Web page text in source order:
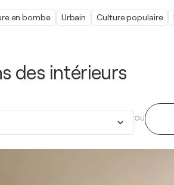
des intérieurs
OU
en bombe Urbain Culture populaire